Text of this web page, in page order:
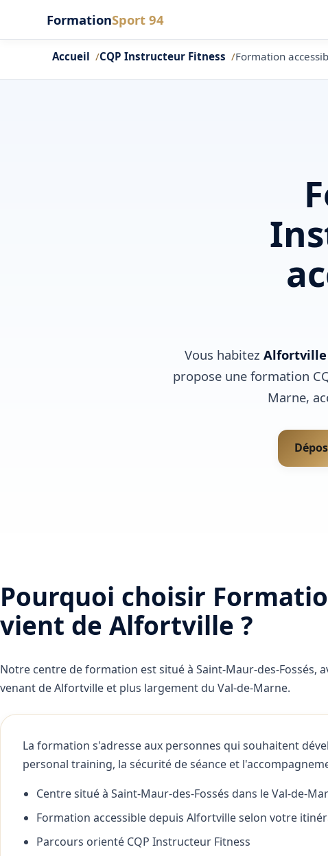
FormationSport 94
Accueil CQP Instructeur Fitness Formation
Vous habitez Alfortville
propose une formation
Marne,
Pourquoi choisir
vient de Alfortville ?
Notre centre de formation est situé à Saint-Maur-des-Fossés,
venant de Alfortville et plus largement du Val-de-Marne.
La formation s'adresse aux personnes qui souhaitent
personal training, la sécurité de séance et
Centre situé à Saint-Maur-des-Fossés dans le Val-de-
Formation accessible depuis Alfortville selon votre
Parcours orienté CQP Instructeur Fitness